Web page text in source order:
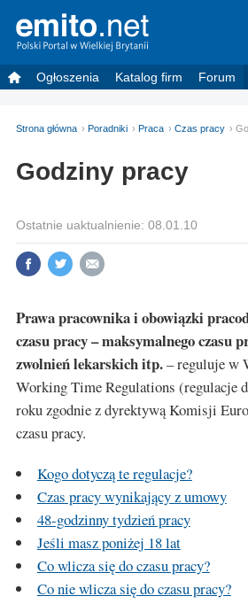
Ogłoszenia Katalog firm Forum
Strona główna Poradniki Praca Czas pracy
Godziny pracy
Ostatnie uaktualnienie: 08.01.10
Prawa pracownika i obowiązki
czasu pracy – maksymalnego czasu
zwolnień lekarskich itp.– reguluje w
Working Time Regulations (regulacje
roku zgodnie z dyrektywą Komisji
czasu pracy.
Kogo dotyczą te regulacje?
Czas pracy wynikający z umowy
48-godzinny tydzień pracy
Jeśli masz poniżej 18 lat
Co wlicza się do czasu pracy?
Co nie wlicza się do czasu pracy?